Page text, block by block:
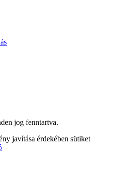
jog fenntartva.
javítása érdekében sütiket